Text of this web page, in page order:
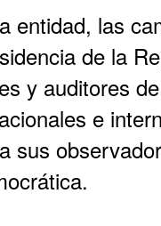
entidad, las
de la
y auditores
e
sus